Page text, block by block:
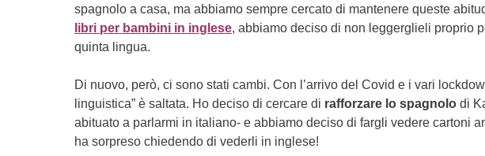
spagnolo a casa, ma abbiamo sempre cercato di mantenere queste
libri per bambini in inglese, abbiamo deciso di non leggerglieli proprio
quinta lingua.
Di nuovo, però, ci sono stati cambi. Con l’arrivo del Covid e i vari
linguistica” è saltata. Ho deciso di cercare di rafforzare lo spagnolo di
abituato a parlarmi in italiano- e abbiamo deciso di fargli vedere cartoni
ha sorpreso chiedendo di vederli in inglese!